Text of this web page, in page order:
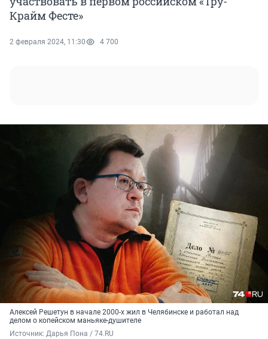
Крайм Фесте»
2 февраля 2024, 11:30 4 700
Алексей Решетун в начале 2000-х жил в Челябинске и работал над
делом о копейском маньяке-душителе
Источник: Дарья Пона / 74.RU